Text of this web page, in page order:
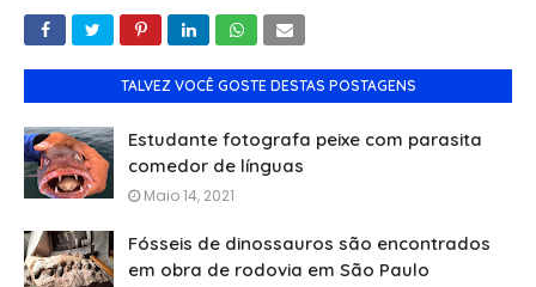
TALVEZ VOCÊ GOSTE DESTAS POSTAGENS
Estudante fotografa peixe com parasita
comedor de línguas
Maio 14, 2021
Fósseis de dinossauros são encontrados
em obra de rodovia em São Paulo